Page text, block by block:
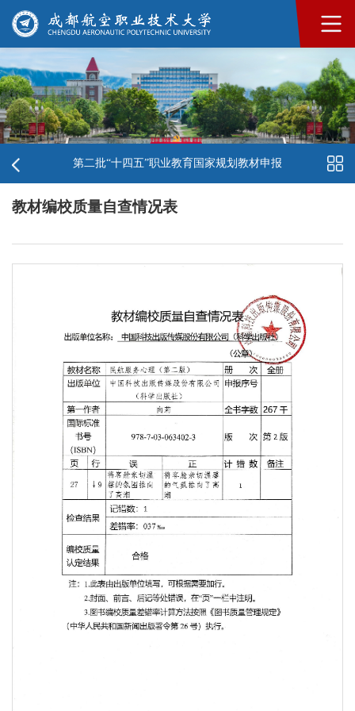
第二批“十四五”职业教育国家规划教材申报
教材编校质量自查情况表